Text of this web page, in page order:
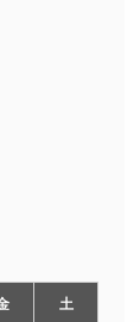
土